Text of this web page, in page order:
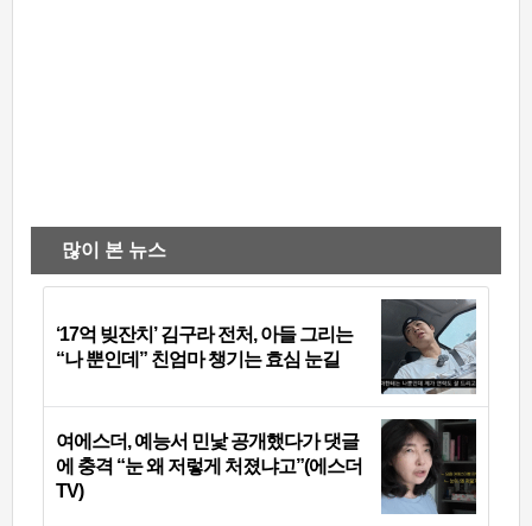
많이 본 뉴스
‘17억 빚잔치’ 김구라 전처, 아들 그리는
“나 뿐인데” 친엄마 챙기는 효심 눈길
여에스더, 예능서 민낯 공개했다가 댓글
에 충격 “눈 왜 저렇게 처졌냐고”(에스더
TV)